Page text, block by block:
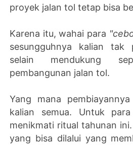
proyek jalan tol tetap bisa
Karena itu, wahai para
sesungguhnya kalian tak
selain mendukung
pembangunan jalan tol.
Yang mana
kalian semua. Untuk
menikmati ritual tahunan
yang bisa dilalui yang